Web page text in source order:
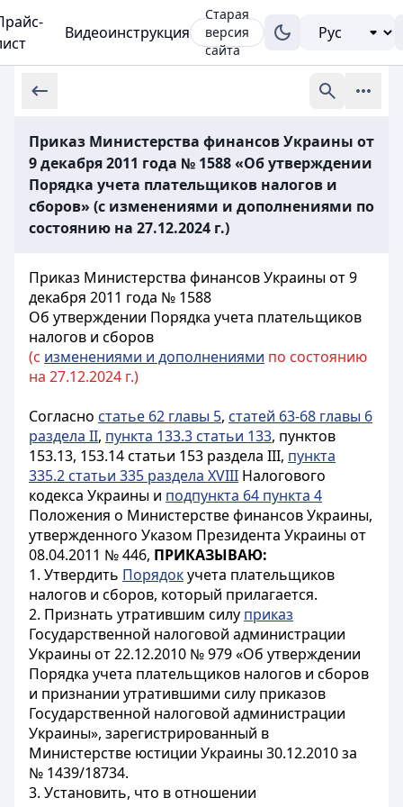
Видеоинструкция
Старая
версия
сайта
Приказ Министерства финансов Украины от
9 декабря 2011 года № 1588 «Об утверждении
Порядка учета плательщиков налогов и
сборов» (с изменениями и дополнениями по
состоянию на 27.12.2024 г.)
Приказ Министерства финансов Украины от 9
декабря 2011 года № 1588
Об утверждении Порядка учета плательщиков
налогов и сборов
(с изменениями и дополнениями по состоянию
на 27.12.2024 г.)
Согласно статье 62 главы 5, статей 63-68 главы 6
раздела II, пункта 133.3 статьи 133, пунктов
153.13, 153.14 статьи 153 раздела III, пункта
335.2 статьи 335 раздела XVIII Налогового
кодекса Украины и подпункта 64 пункта 4
Положения о Министерстве финансов Украины,
утвержденного Указом Президента Украины от
08.04.2011 № 446, ПРИКАЗЫВАЮ:
1. Утвердить Порядокучета плательщиков
налогов и сборов, который прилагается.
2. Признать утратившим силу приказ
Государственной налоговой администрации
Украины от 22.12.2010 № 979 «Об утверждении
Порядка учета плательщиков налогов и сборов
и признании утратившими силу приказов
Государственной налоговой администрации
Украины», зарегистрированный в
Министерстве юстиции Украины 30.12.2010 за
№ 1439/18734.
3. Установить, что в отношении